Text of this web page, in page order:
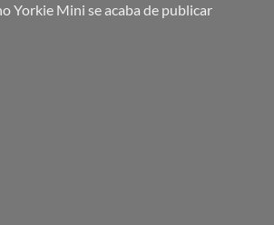
Yorkie Mini se acaba de publicar